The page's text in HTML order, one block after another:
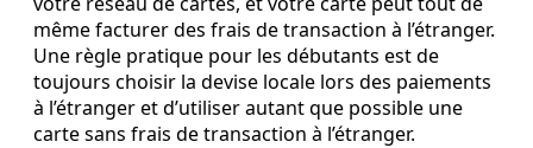
même facturer des frais de transaction à l’étranger.
Une règle pratique pour les débutants est de
toujours choisir la devise locale lors des paiements
à l’étranger et d’utiliser autant que possible une
carte sans frais de transaction à l’étranger.